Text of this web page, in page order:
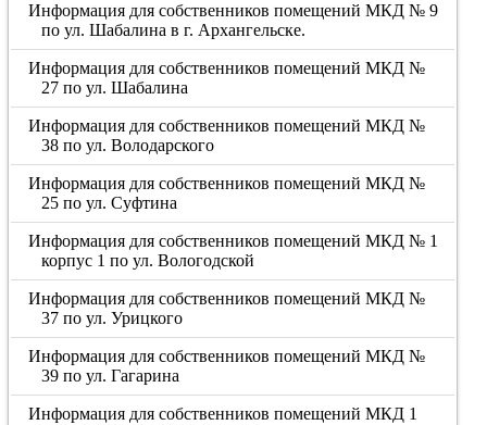
Информация для собственников помещений МКД № 9
по ул. Шабалина в г. Архангельске.
Информация для собственников помещений МКД №
27 по ул. Шабалина
Информация для собственников помещений МКД №
38 по ул. Володарского
Информация для собственников помещений МКД №
25 по ул. Суфтина
Информация для собственников помещений МКД № 1
корпус 1 по ул. Вологодской
Информация для собственников помещений МКД №
37 по ул. Урицкого
Информация для собственников помещений МКД №
39 по ул. Гагарина
Информация для собственников помещений МКД 1